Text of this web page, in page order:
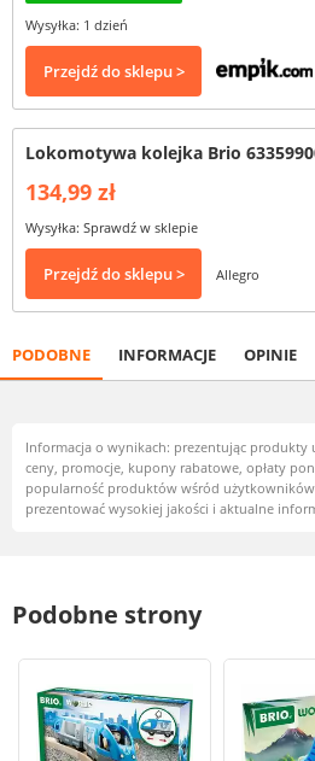
Wysyłka: 1 dzień
Przejdź do sklepu >
Lokomotywa kolejka Brio
134,99 zł
Wysyłka: Sprawdź w sklepie
Przejdź do sklepu > Allegro
PODOBNE INFORMACJE OPINIE
Informacja o wynikach: prezentując produkty
ceny, promocje, kupony rabatowe, opłaty
popularność produktów wśród
prezentować wysokiej jakości i aktualne
Podobne strony